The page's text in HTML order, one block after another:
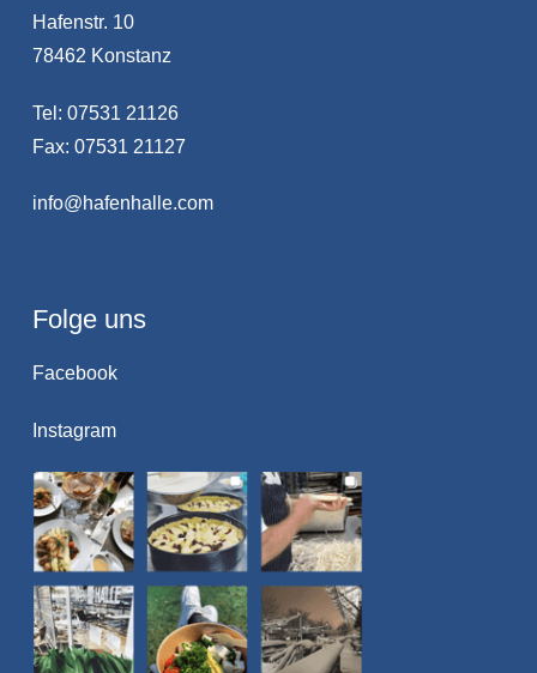
Hafenstr. 10
78462 Konstanz
Tel: 07531 21126
Fax: 07531 21127
info@hafenhalle.com
Folge uns
Facebook
Instagram